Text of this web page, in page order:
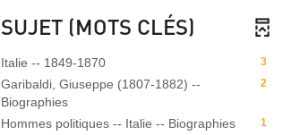
SUJET (MOTS CLÉS)
3
Italie -- 1849-1870
2
Garibaldi, Giuseppe (1807-1882) --
Biographies
1
Hommes politiques -- Italie -- Biographies